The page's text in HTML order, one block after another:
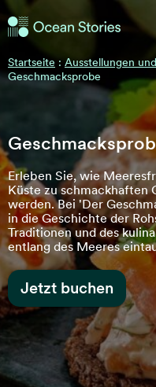
Ocean Stories
Startseite : Ausstellungen
Geschmacksprobe
Erleben Sie, wie
Küste zu schmackhaften
werden. Bei 'Der
in die Geschichte der
Traditionen und des
entlang des Meeres